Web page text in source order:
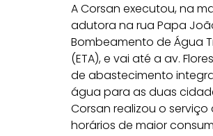
A Corsan executou, na
adutora na rua Papa
Bombeamento de Água
(ETA), e vai até a av.
de abastecimento
água para as duas
Corsan realizou o
horários de maior